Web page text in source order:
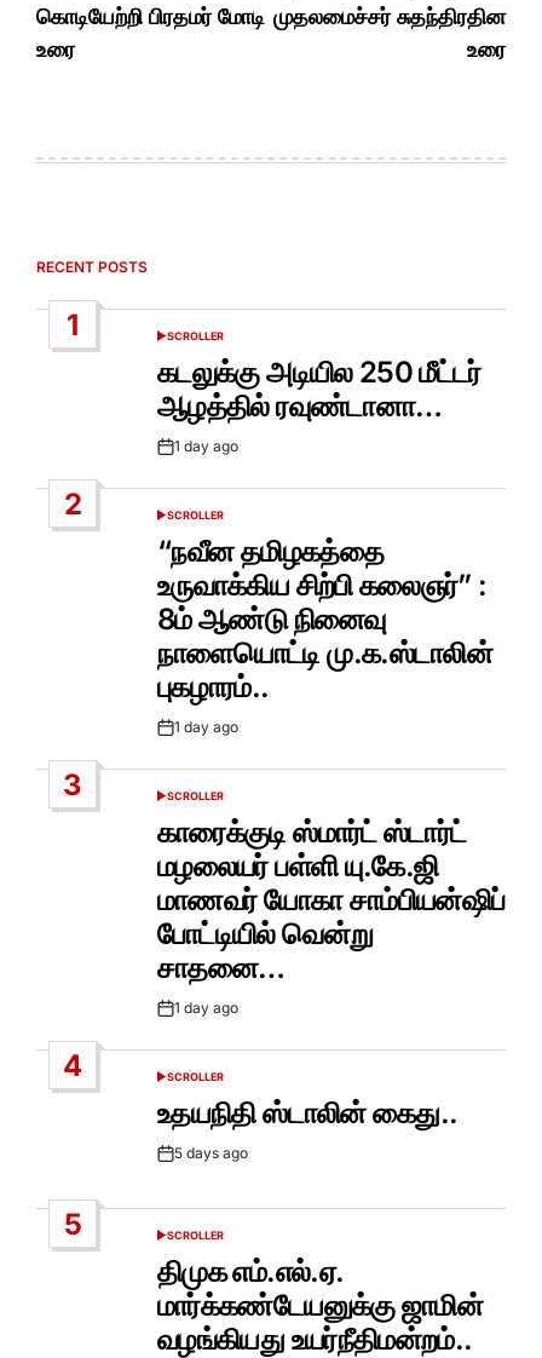
கொடியேற்றி பிரதமர் மோடி
உரை
முதலமைச்சர் சுதந்திரதின
உரை
RECENT POSTS
1
POSTED
SCROLLER
கடலுக்கு அடியில 250 மீட்டர்
ஆழத்தில் ரவுண்டானா…
Post1 day ago
2
POSTED
SCROLLER
“நவீன தமிழகத்தை
உருவாக்கிய சிற்பி கலைஞர்” :
8ம் ஆண்டு நினைவு
நாளையொட்டி மு.க.ஸ்டாலின்
புகழாரம்..
Post1 day ago
3
POSTED
SCROLLER
காரைக்குடி ஸ்மார்ட் ஸ்டார்ட்
மழலையர் பள்ளி யு.கே.ஜி
மாணவர் யோகா சாம்பியன்ஷிப்
போட்டியில் வென்று
சாதனை…
Post1 day ago
4
POSTED
SCROLLER
உதயநிதி ஸ்டாலின் கைது..
Post5 days ago
5
POSTED
SCROLLER
திமுக எம்.எல்.ஏ.
மார்க்கண்டேயனுக்கு ஜாமின்
வழங்கியது உயர்நீதிமன்றம்..